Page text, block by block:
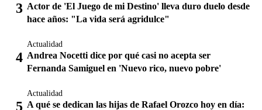
Actor de 'El Juego de mi Destino' lleva duro duelo desde
hace años: "La vida será agridulce"
Actualidad
Andrea Nocetti dice por qué casi no acepta ser
Fernanda Samiguel en 'Nuevo rico, nuevo pobre'
Actualidad
A qué se dedican las hijas de Rafael Orozco hoy en día: